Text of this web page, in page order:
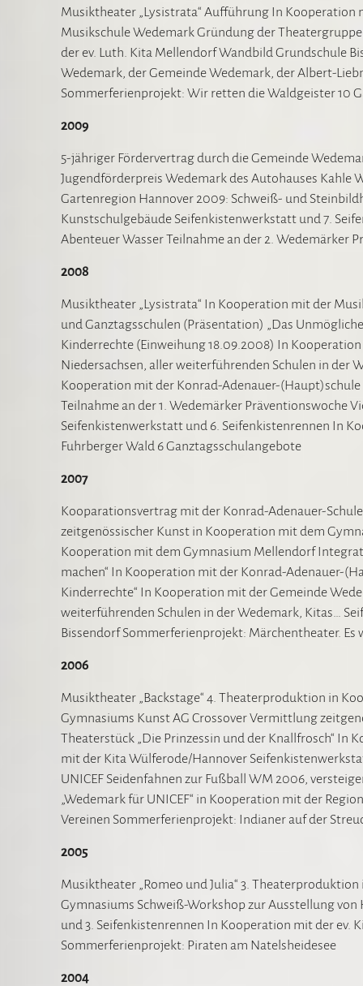
Musiktheater „Lysistrata“ Aufführung In
Musikschule Wedemark Gründung der
der ev. Luth. Kita Mellendorf Wandbild Grundschule
Wedemark, der Gemeinde Wedemark, der Albert-
Sommerferienprojekt: Wir retten die Waldgeister 10
2009
5-jähriger Fördervertrag durch die Gemeinde
Jugendförderpreis Wedemark des Autohauses Kahle
Gartenregion Hannover 2009: Schweiß- und
Kunstschulgebäude Seifenkistenwerkstatt und 7.
Abenteuer Wasser Teilnahme an der 2. Wedemärker
2008
Musiktheater „Lysistrata“ In Kooperation mit der
und Ganztagsschulen (Präsentation) „Das
Kinderrechte (Einweihung 18.09.2008) In
Niedersachsen, aller weiterführenden Schulen in der
Kooperation mit der Konrad-Adenauer-
Teilnahme an der 1. Wedemärker Präventionswoche
Seifenkistenwerkstatt und 6. Seifenkistenrennen In
Fuhrberger Wald 6 Ganztagsschulangebote
2007
Kooparationsvertrag mit der Konrad-Adenauer-
zeitgenössischer Kunst in Kooperation mit dem
Kooperation mit dem Gymnasium Mellendorf
machen“ In Kooperation mit der Konrad-Adenauer-
Kinderrechte“ In Kooperation mit der Gemeinde
weiterführenden Schulen in der Wedemark, Kitas…
Bissendorf Sommerferienprojekt: Märchentheater. Es
2006
Musiktheater „Backstage“ 4. Theaterproduktion in
Gymnasiums Kunst AG Crossover Vermittlung
Theaterstück „Die Prinzessin und der Knallfrosch“ In
mit der Kita Wülferode/Hannover
UNICEF Seidenfahnen zur Fußball WM 2006,
„Wedemark für UNICEF“ in Kooperation mit der
Vereinen Sommerferienprojekt: Indianer auf der
2005
Musiktheater „Romeo und Julia“ 3.
Gymnasiums Schweiß-Workshop zur Ausstellung
und 3. Seifenkistenrennen In Kooperation mit der ev.
Sommerferienprojekt: Piraten am Natelsheidesee
2004